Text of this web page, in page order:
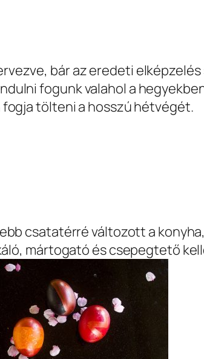
bár az eredeti
fogunk valahol a
tölteni a hosszú hétvégét.
csatatérré változott a
mártogató és csepegtető